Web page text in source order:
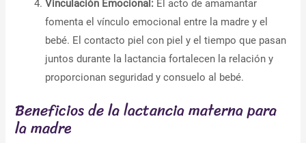
Vinculación Emocional: El acto de amamantar
fomenta el vínculo emocional entre la madre y el
bebé. El contacto piel con piel y el tiempo que pasan
juntos durante la lactancia fortalecen la relación y
proporcionan seguridad y consuelo al bebé.
Beneficios de la lactancia materna para
la madre